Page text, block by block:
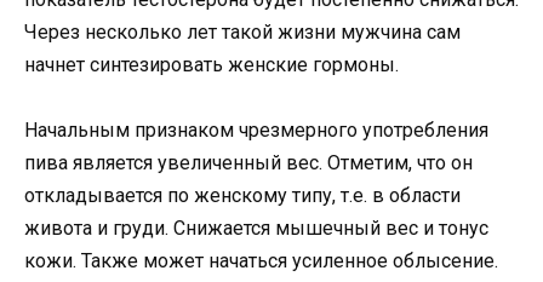
Через несколько лет такой жизни мужчина сам
начнет синтезировать женские гормоны.
Начальным признаком чрезмерного употребления
пива является увеличенный вес. Отметим, что он
откладывается по женскому типу, т.е. в области
живота и груди. Снижается мышечный вес и тонус
кожи. Также может начаться усиленное облысение.